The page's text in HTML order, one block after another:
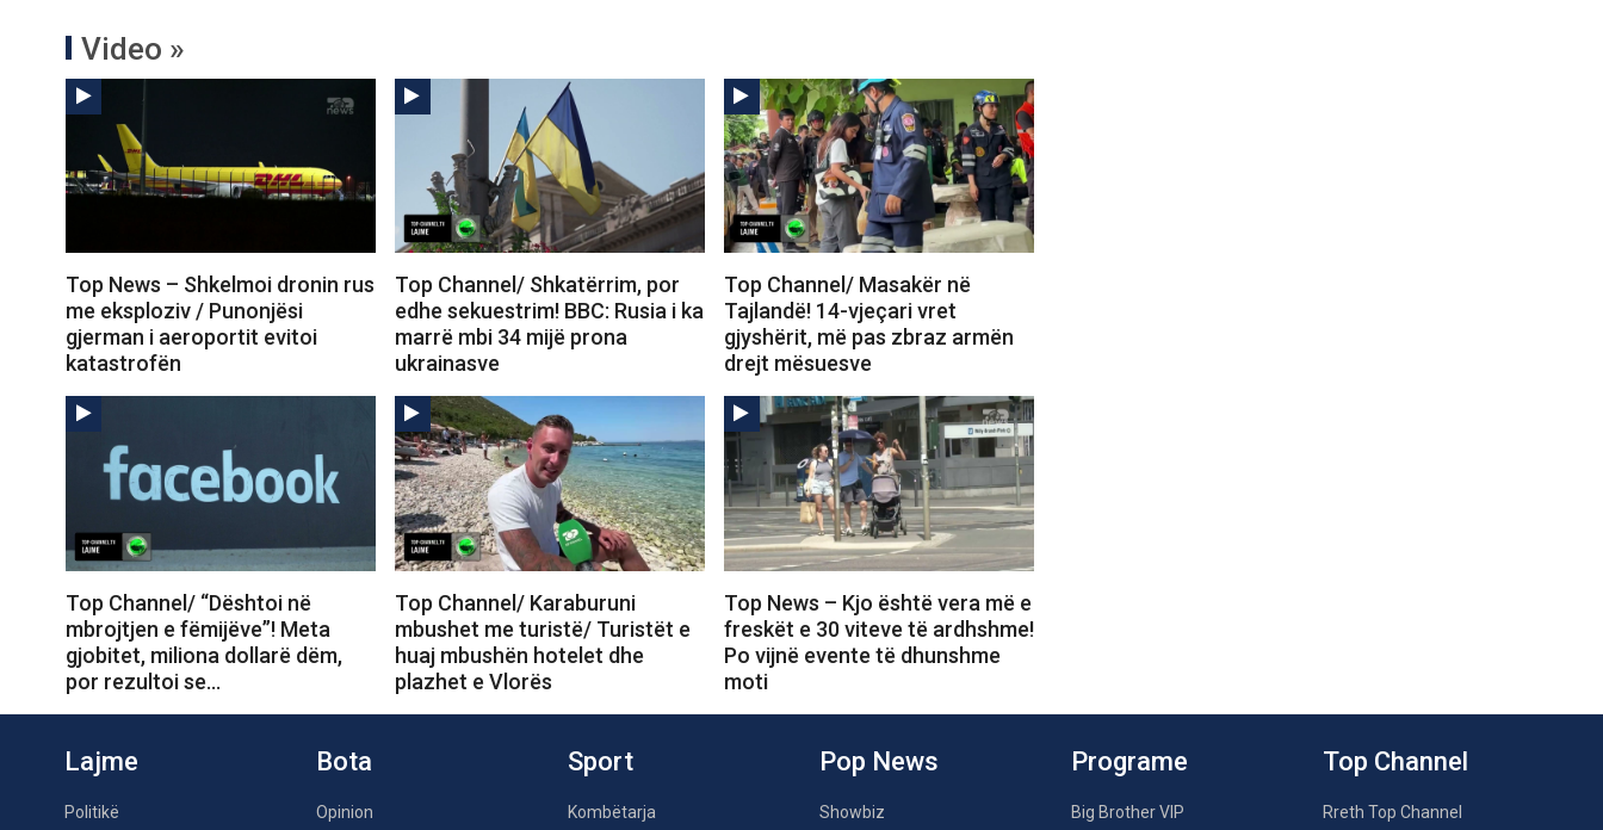
Video »
Top News – Shkelmoi dronin rus
me eksploziv / Punonjësi
gjerman i aeroportit evitoi
katastrofën
Top Channel/ Shkatërrim, por
edhe sekuestrim! BBC: Rusia i ka
marrë mbi 34 mijë prona
ukrainasve
Top Channel/ Masakër në
Tajlandë! 14-vjeçari vret
gjyshërit, më pas zbraz armën
drejt mësuesve
Top Channel/ “Dështoi në
mbrojtjen e fëmijëve”! Meta
gjobitet, miliona dollarë dëm,
por rezultoi se…
Top Channel/ Karaburuni
mbushet me turistë/ Turistët e
huaj mbushën hotelet dhe
plazhet e Vlorës
Top News – Kjo është vera më e
freskët e 30 viteve të ardhshme!
Po vijnë evente të dhunshme
moti
Lajme
Politikë
Bota
Opinion
Sport
Kombëtarja
Pop News
Showbiz
Programe
Big Brother VIP
Top Channel
Rreth Top Channel